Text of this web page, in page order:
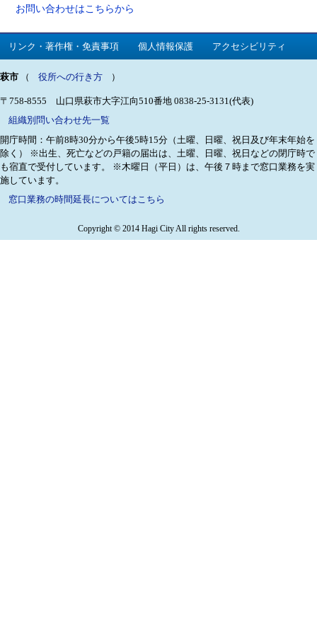
お問い合わせはこちらから
リンク・著作権・免責事項 個人情報保護 アクセシビリティ
萩市 （ 役所への行き方 ）
〒758-8555 山口県萩市大字江向510番地 0838-25-3131(代表)
組織別問い合わせ先一覧
開庁時間：午前8時30分から午後5時15分（土曜、日曜、祝日及び年末年始を
除く）
※出生、死亡などの戸籍の届出は、土曜、日曜、祝日などの閉庁時で
も宿直で受付しています。
※木曜日（平日）は、午後７時まで窓口業務を実
施しています。
窓口業務の時間延長についてはこちら
Copyright © 2014 Hagi City All rights reserved.